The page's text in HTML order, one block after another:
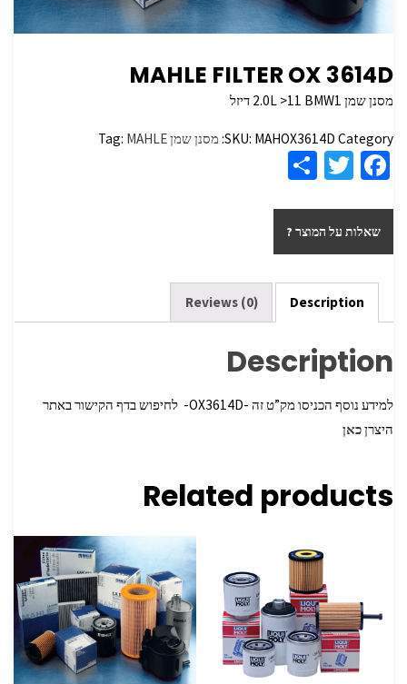
MAHLE FILTER OX 3614D
מסנן שמן 2.0L >11 BMW1 דיזל
SKU: MAHOX3614D Category: מסנן שמן Tag: MAHLE
Fa
b
o
o
k
T
tt
er
ar
e
שאלות על המוצר ?
Description
Reviews (0)
Description
למידע נוסף הכניסו מק”ט זה -OX3614D- לחיפוש בדף הקישור באתר
היצרןכאן
Related products